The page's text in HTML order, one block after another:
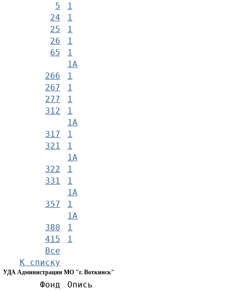
5
1
24
1
25
1
26
1
65
1
1А
266
1
267
1
277
1
312
1
1А
317
1
321
1
1А
322
1
331
1
1А
357
1
1А
380
1
415
1
Все
К списку
УДА Администрации МО "г. Воткинск"
Фонд
Опись